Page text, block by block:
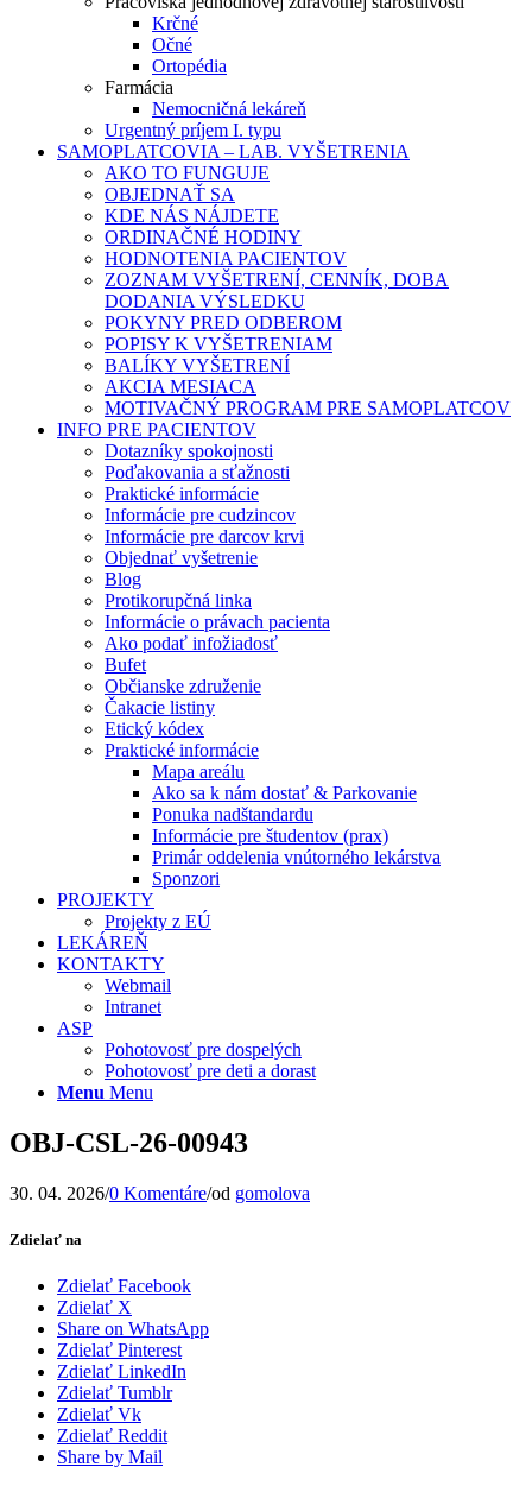
Krčné
Očné
Ortopédia
Farmácia
Nemocničná lekáreň
Urgentný príjem I. typu
SAMOPLATCOVIA – LAB. VYŠETRENIA
AKO TO FUNGUJE
OBJEDNAŤ SA
KDE NÁS NÁJDETE
ORDINAČNÉ HODINY
HODNOTENIA PACIENTOV
ZOZNAM VYŠETRENÍ, CENNÍK, DOBA
DODANIA VÝSLEDKU
POKYNY PRED ODBEROM
POPISY K VYŠETRENIAM
BALÍKY VYŠETRENÍ
AKCIA MESIACA
MOTIVAČNÝ PROGRAM PRE SAMOPLATCOV
INFO PRE PACIENTOV
Dotazníky spokojnosti
Poďakovania a sťažnosti
Praktické informácie
Informácie pre cudzincov
Informácie pre darcov krvi
Objednať vyšetrenie
Blog
Protikorupčná linka
Informácie o právach pacienta
Ako podať infožiadosť
Bufet
Občianske združenie
Čakacie listiny
Etický kódex
Praktické informácie
Mapa areálu
Ako sa k nám dostať & Parkovanie
Ponuka nadštandardu
Informácie pre študentov (prax)
Primár oddelenia vnútorného lekárstva
Sponzori
PROJEKTY
Projekty z EÚ
LEKÁREŇ
KONTAKTY
Webmail
Intranet
ASP
Pohotovosť pre dospelých
Pohotovosť pre deti a dorast
Menu Menu
OBJ-CSL-26-00943
30. 04. 2026/0 Komentáre/od gomolova
Zdielať na
Zdielať Facebook
Zdielať X
Share on WhatsApp
Zdielať Pinterest
Zdielať LinkedIn
Zdielať Tumblr
Zdielať Vk
Zdielať Reddit
Share by Mail